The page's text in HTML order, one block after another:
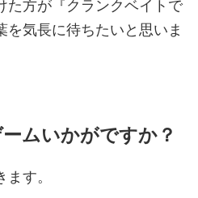
た方が『クランクベイトで
気長に待ちたいと思いま
ムいかがですか？
す。